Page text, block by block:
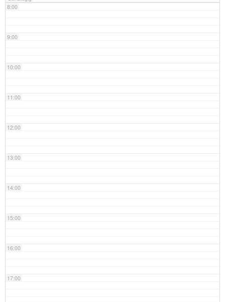
8:00
9:00
10:00
11:00
12:00
13:00
14:00
15:00
16:00
17:00